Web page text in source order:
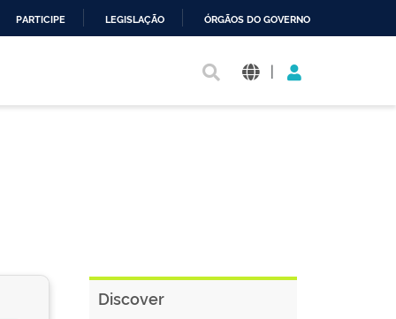
PARTICIPE LEGISLAÇÃO ÓRGÃOS DO GOVERNO
|
Discover